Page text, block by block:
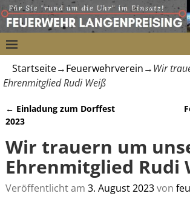
Startseite→Feuerwehrverein→Wir
Ehrenmitglied Rudi Weiß
Artikelnavigation
← Einladung zum Dorffest
2023
Wir trauern um
Ehrenmitglied Rudi
Veröffentlicht am 3. August 2023von